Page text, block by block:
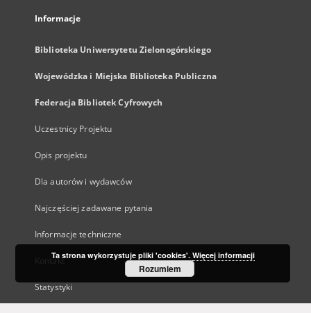
Informacje
Biblioteka Uniwersytetu Zielonogórskiego
Wojewódzka i Miejska Biblioteka Publiczna
Federacja Bibliotek Cyfrowych
Uczestnicy Projektu
Opis projektu
Dla autorów i wydawców
Najczęściej zadawane pytania
Informacje techniczne
Kontakt
Statystyki
Ta strona wykorzystuje pliki 'cookies'. Więcej informacji
Rozumiem